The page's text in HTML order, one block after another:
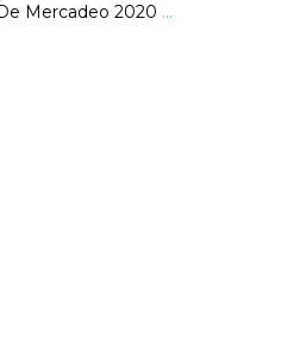
Mercadeo 2020 ...